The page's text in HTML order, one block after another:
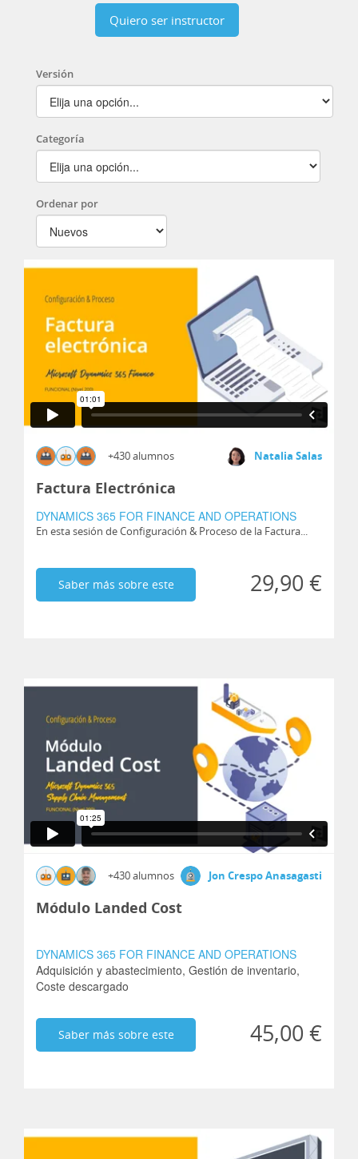
Quiero ser instructor
Versión
Categoría
Ordenar por
+430 alumnos Natalia Salas
Factura Electrónica
DYNAMICS 365 FOR FINANCE AND OPERATIONS
En esta sesión de Configuración & Proceso de la Factura...
Saber más sobre este 29,90 €
+430 alumnos Jon Crespo Anasagasti
Módulo Landed Cost
DYNAMICS 365 FOR FINANCE AND OPERATIONS
Adquisición y abastecimiento, Gestión de inventario,
Coste descargado
Saber más sobre este 45,00 €